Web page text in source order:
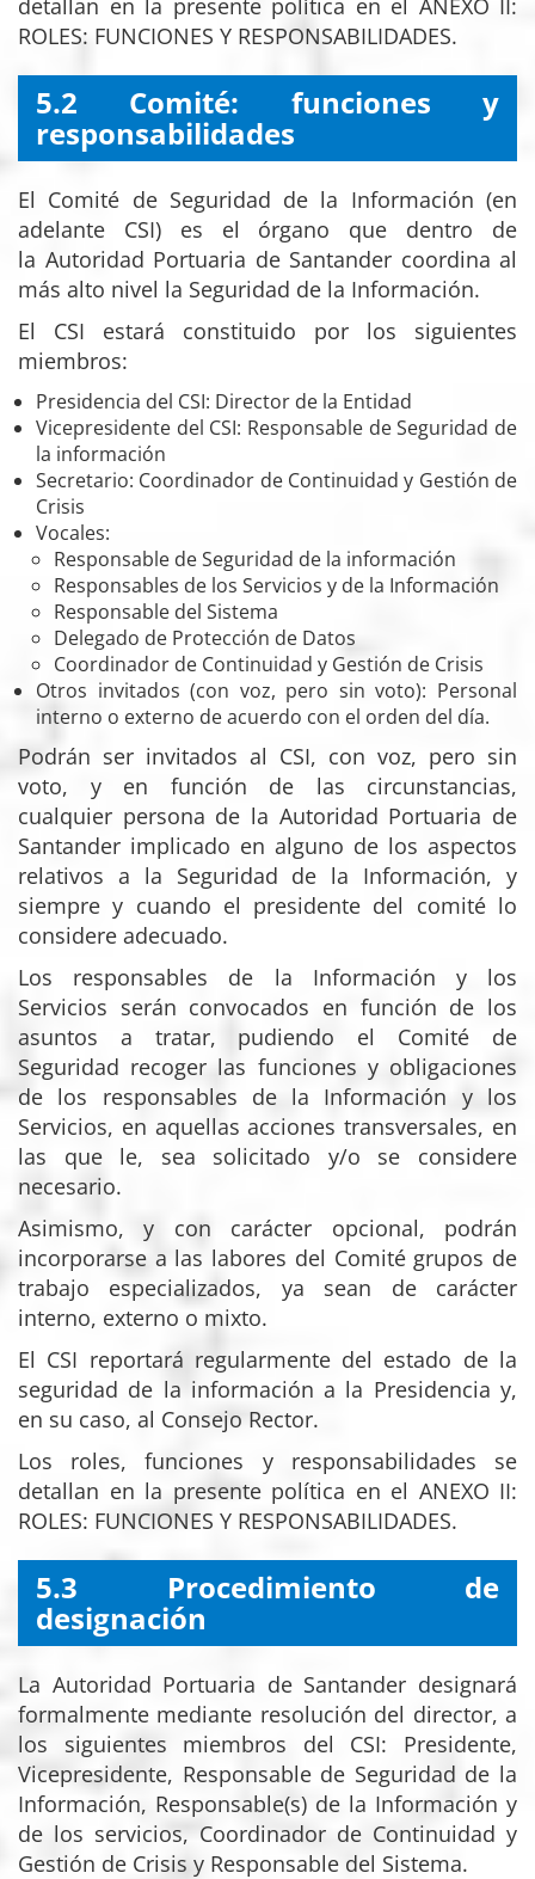
detallan en la presente política en el ANEXO II:
ROLES: FUNCIONES Y RESPONSABILIDADES.
5.2 Comité: funciones y
responsabilidades
El Comité de Seguridad de la Información (en
adelante CSI) es el órgano que dentro de
la Autoridad Portuaria de Santander coordina al
más alto nivel la Seguridad de la Información.
El CSI estará constituido por los siguientes
miembros:
Presidencia del CSI: Director de la Entidad
Vicepresidente del CSI: Responsable de Seguridad de
la información
Secretario: Coordinador de Continuidad y Gestión de
Crisis
Vocales:
Responsable de Seguridad de la información
Responsables de los Servicios y de la Información
Responsable del Sistema
Delegado de Protección de Datos
Coordinador de Continuidad y Gestión de Crisis
Otros invitados (con voz, pero sin voto): Personal
interno o externo de acuerdo con el orden del día.
Podrán ser invitados al CSI, con voz, pero sin
voto, y en función de las circunstancias,
cualquier persona de la Autoridad Portuaria de
Santander implicado en alguno de los aspectos
relativos a la Seguridad de la Información, y
siempre y cuando el presidente del comité lo
considere adecuado.
Los responsables de la Información y los
Servicios serán convocados en función de los
asuntos a tratar, pudiendo el Comité de
Seguridad recoger las funciones y obligaciones
de los responsables de la Información y los
Servicios, en aquellas acciones transversales, en
las que le, sea solicitado y/o se considere
necesario.
Asimismo, y con carácter opcional, podrán
incorporarse a las labores del Comité grupos de
trabajo especializados, ya sean de carácter
interno, externo o mixto.
El CSI reportará regularmente del estado de la
seguridad de la información a la Presidencia y,
en su caso, al Consejo Rector.
Los roles, funciones y responsabilidades se
detallan en la presente política en el ANEXO II:
ROLES: FUNCIONES Y RESPONSABILIDADES.
5.3 Procedimiento de
designación
La Autoridad Portuaria de Santander designará
formalmente mediante resolución del director, a
los siguientes miembros del CSI: Presidente,
Vicepresidente, Responsable de Seguridad de la
Información, Responsable(s) de la Información y
de los servicios, Coordinador de Continuidad y
Gestión de Crisis y Responsable del Sistema.